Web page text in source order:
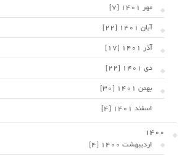
مهر 1401 [7]
آبان 1401 [22]
آذر 1401 [17]
دی 1401 [22]
بهمن 1401 [30]
اسفند 1401 [4]
1400
اردیبهشت 1400 [4]